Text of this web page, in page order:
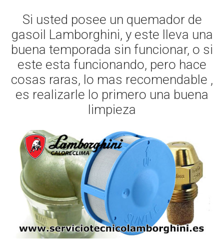
Si usted posee un quemador de
gasoil Lamborghini, y este lleva una
buena temporada sin funcionar, o si
este esta funcionando, pero hace
cosas raras, lo mas recomendable ,
es realizarle lo primero una buena
limpieza